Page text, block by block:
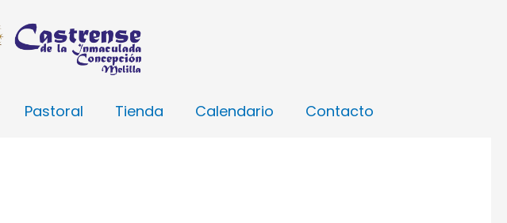
Pastoral Tienda Calendario Contacto